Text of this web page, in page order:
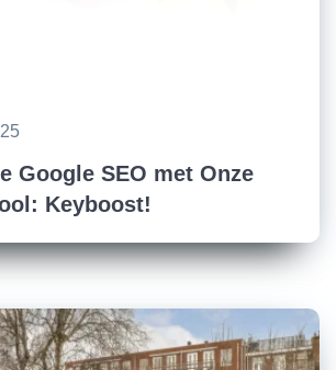
Google SEO met Onze
Keyboost!